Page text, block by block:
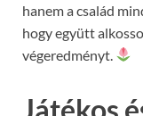
hanem a család
hogy együtt
végeredményt.